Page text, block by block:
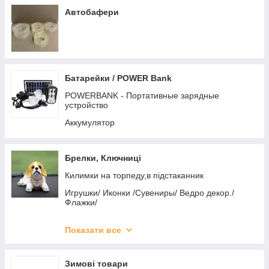
Шампуни
Наручні годинники Casio
Ремінці Awarder
Ремінці Hemsut
Автобафери
Батарейки / POWER Bank
POWERBANK - Портативные зарядные
устройство
Аккумулятор
Брелки, Ключниці
Килимки на торпеду,в підстаканник
Игрушки/ Иконки /Сувениры/ Ведро декор./
Флажки/
Показати все
Зимові товари